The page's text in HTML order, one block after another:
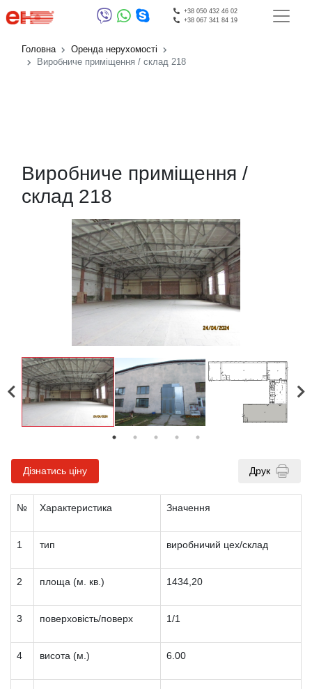
+38 050 432 46 02
+38 067 341 84 19
Головна
Оренда нерухомості
Виробниче приміщення / склад 218
Виробниче приміщення /
склад 218
Дізнатись ціну Друк
№ Характеристика Значення
1 тип виробничий цех/склад
2 площа (м. кв.) 1434,20
3 поверховість/поверх 1/1
4 висота (м.) 6.00